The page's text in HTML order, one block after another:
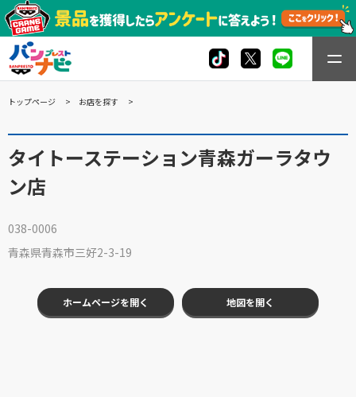
トップページ お店を探す
タイトーステーション青森ガーラタウ
ン店
038-0006
青森県青森市三好2-3-19
ホームページを開く 地図を開く